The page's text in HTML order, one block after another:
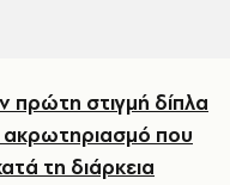
πρώτη στιγμή δίπλα
που
τη διάρκεια